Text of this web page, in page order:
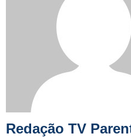
Redação TV